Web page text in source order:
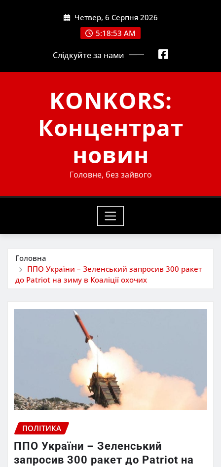
Четвер, 6 Серпня 2026
5:18:54 AM
Слідкуйте за нами
KONKORS:
Концентрат
новин
Головне, без зайвого
Головна
ППО України – Зеленський запросив 300 ракет
до Patriot на зиму в Коаліції охочих
ПОЛІТИКА
ППО України – Зеленський
запросив 300 ракет до Patriot на